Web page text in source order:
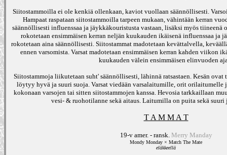
Siitostammoilla ei ole kenkiä ollenkaan, kaviot vuollaan säännöllisesti.
Hampaat raspataan siitostammoilla tarpeen mukaan, vähintään kerran
säännöllisesti influenssaa ja jäykkäkouristusta vastaan, lisäksi myös tiineenä
rokotetaan ensimmäisen kerran neljän kuukauden ikäisenä influenssaa ja
rokotetaan aina säännöllisesti. Siitostammat madotetaan kevättalvella,
ennen varsomista. Varsat madotetaan ensimmäisen kerran kahden viikon
kuukauden välein ensimmäisen elinvuoden
Siitostammoja liikutetaan suht' säännöllisesti, lähinnä ratsastaen. Kesän
löytyy hyvä ja suuri suoja. Varsat viedään varsalaitumille, orit orilaitumelle
kokonaan varsojen tai sitten siitostammojen kanssa. Hevosia tarkkaillaan
vesi- & ruohotilanne sekä aitaus. Laitumilla on puita sekä suuri
T A M M A T
19-v amer. - ransk. Merry Manday
Mondy Monday × Match The Mate
eläkkeellä